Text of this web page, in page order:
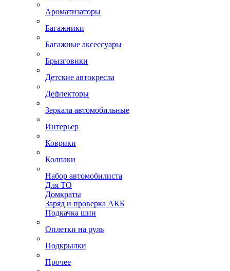
Ароматизаторы
Багажники
Багажные аксессуары
Брызговики
Детские автокресла
Дефлекторы
Зеркала автомобильные
Интерьер
Коврики
Колпаки
Набор автомобилиста
Для ТО
Домкраты
Заряд и проверка АКБ
Подкачка шин
Оплетки на руль
Подкрылки
Прочее